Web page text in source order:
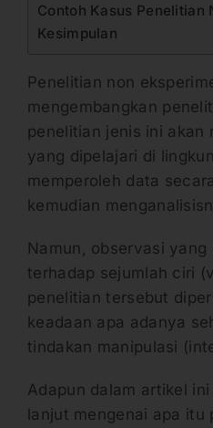
Contoh Kasus Penelitian
Kesimpulan
Penelitian non
mengembangkan
penelitian jenis ini akan
yang dipelajari di
memperoleh data
kemudian
Namun, observasi
terhadap sejumlah ciri
penelitian tersebut
keadaan apa adanya
tindakan manipulasi
Adapun dalam artikel
lanjut mengenai apa itu